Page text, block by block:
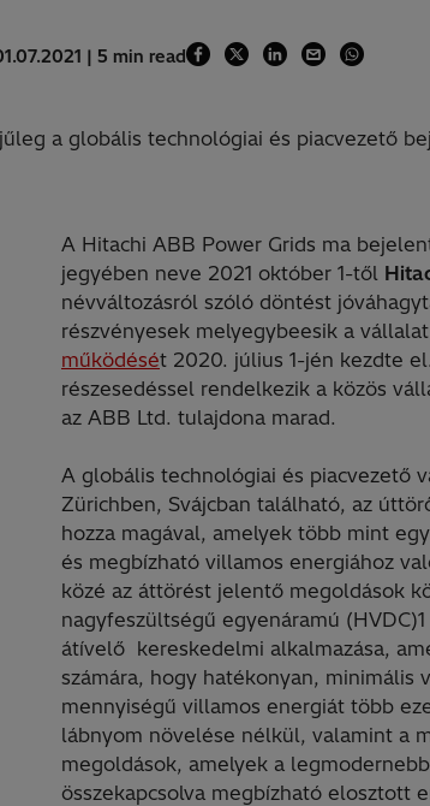
| 5 min read
a globális technológiai és piacvezető
A Hitachi ABB Power Grids ma
jegyében neve 2021 október 1-től
névváltozásról szóló döntést
részvényesek melyegybeesik a
működését 2020. július 1-jén kezdte
részesedéssel rendelkezik a közös
az ABB Ltd. tulajdona marad.
A globális technológiai és piacvezető
Zürichben, Svájcban található, az
hozza magával, amelyek több mint
és megbízható villamos energiához
közé az áttörést jelentő megoldások
nagyfeszültségű egyenáramú
átívelő kereskedelmi alkalmazása,
számára, hogy hatékonyan, minimális
mennyiségű villamos energiát több
lábnyom növelése nélkül, valamint a
megoldások, amelyek a
összekapcsolva megbízható elosztott